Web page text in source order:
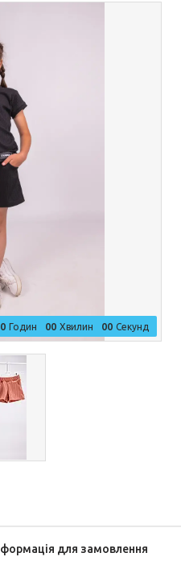
0 Годин 00 Хвилин 00 Секунд
для замовлення